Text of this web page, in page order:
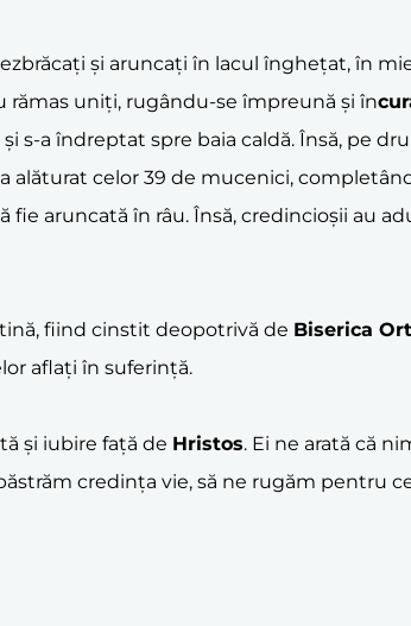
și aruncați în lacul înghețat, în
rămas uniți, rugându-se împreună și în
s-a îndreptat spre baia caldă. Însă, pe
alăturat celor 39 de mucenici,
fie aruncată în râu. Însă, credincioșii au
fiind cinstit deopotrivă de Biserica
aflați în suferință.
și iubire față de Hristos. Ei ne arată că
credința vie, să ne rugăm pentru